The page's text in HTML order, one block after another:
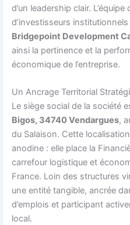
d’un leadership clair.
d’investisseurs
Bridgepoint Development
ainsi la pertinence et la
économique de l’entreprise.
Un Ancrage Territorial
Le siège social de la société
Bigos, 34740 Vendargues,
du Salaison. Cette
anodine : elle place la
carrefour logistique et
France. Loin des structures
une entité tangible, ancrée
d’emplois et participant
local.